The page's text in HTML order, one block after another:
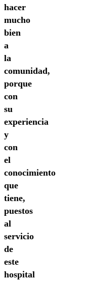
hacer
mucho
bien
a
la
comunidad,
porque
con
su
experiencia
y
con
el
conocimiento
que
tiene,
puestos
al
servicio
de
este
hospital